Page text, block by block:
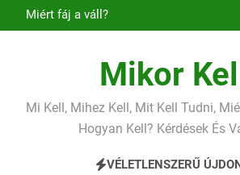
Ugrás
a
magas
Miért fáj a váll?
Mikor
Mi Kell, Mihez Kell, Mit Kell Tudni,
Hogyan Kell? Kérdések És
VÉLETLENSZERŰ